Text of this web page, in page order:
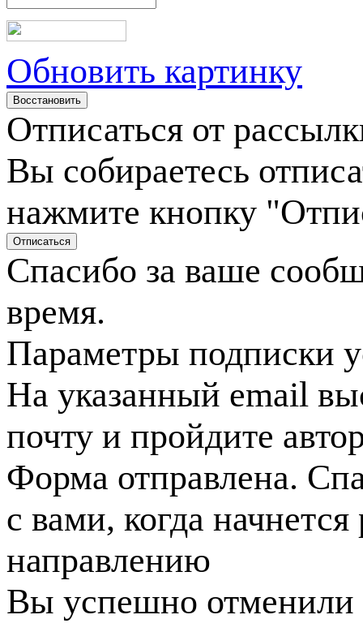
Обновить картинку
Отписаться от
Вы собираетесь
нажмите кнопку
Спасибо за ваше
время.
Параметры подписки
На указанный email
почту и пройдите
Форма отправлена.
с вами, когда
направлению
Вы успешно отменили